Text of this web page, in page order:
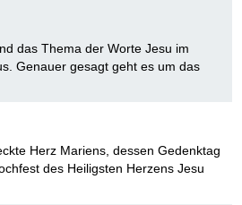
das Thema der Worte Jesu im
Genauer gesagt geht es um das
Herz Mariens, dessen Gedenktag
des Heiligsten Herzens Jesu